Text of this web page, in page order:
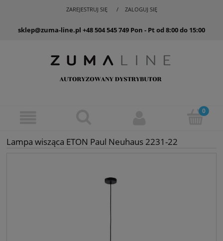
ZAREJESTRUJ SIĘ ZALOGUJ SIĘ
sklep@zuma-line.pl +48 504 545 749 Pon - Pt od 8:00 do 15:00
Lampa wisząca ETON Paul Neuhaus 2231-22